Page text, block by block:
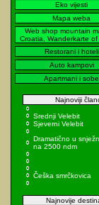
Eko vijesti
Mapa weba
Web shop mountain
Croatia, Wanderkarte of
Restorani i hoteli
Auto kampovi
Apartmani i sobe
Najnoviji
Srednji Velebit
Sjeverni Velebit
Dramatično u
na 2500 ndm
Češka smrčkovica
Najnovije